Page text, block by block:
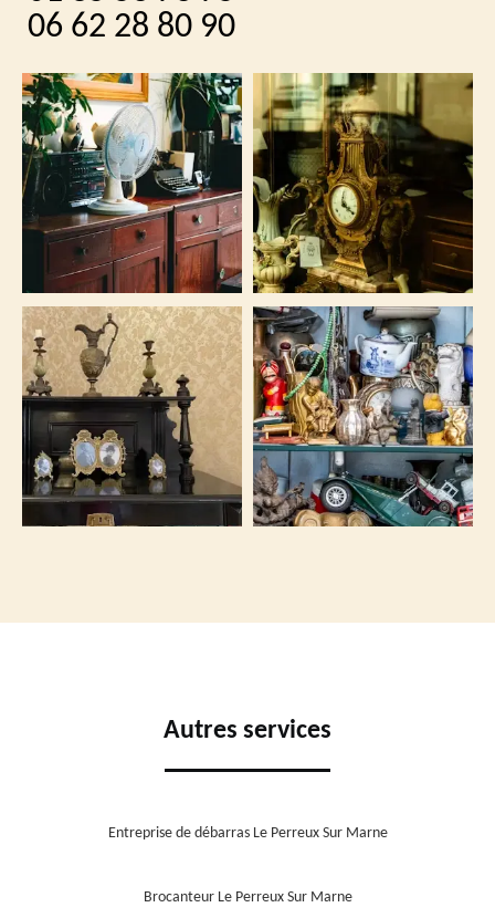
06 62 28 80 90
Autres services
Entreprise de débarras Le Perreux Sur Marne
Brocanteur Le Perreux Sur Marne